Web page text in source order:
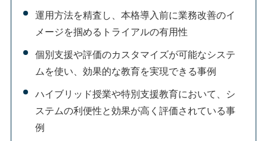
運用方法を精査し、本格導入前に業務改善のイ
メージを掴めるトライアルの有用性
個別支援や評価のカスタマイズが可能なシステ
ムを使い、効果的な教育を実現できる事例
ハイブリッド授業や特別支援教育において、シ
ステムの利便性と効果が高く評価されている事
例